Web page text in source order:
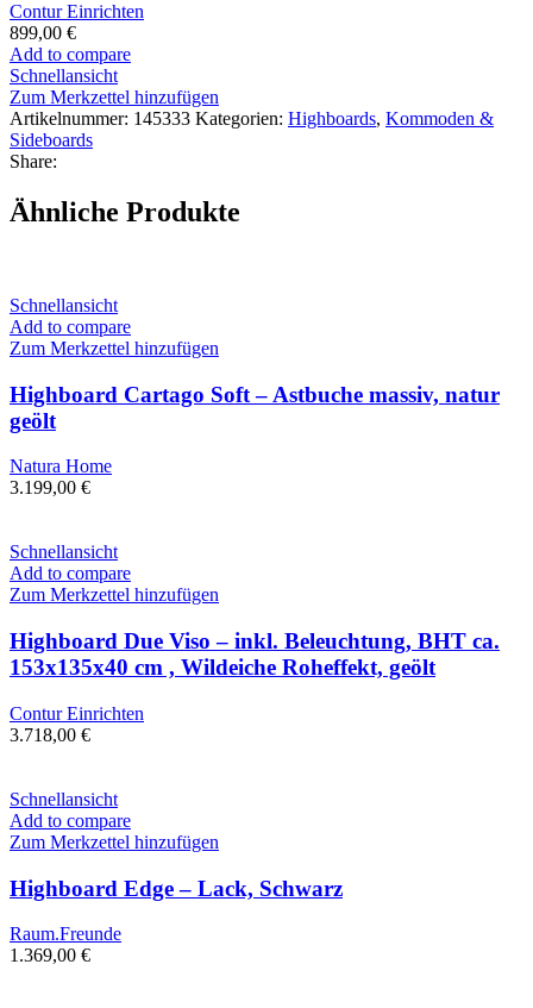
Contur Einrichten
899,00 €
Add to compare
Schnellansicht
Zum Merkzettel hinzufügen
Artikelnummer: 145333 Kategorien: Highboards, Kommoden &
Sideboards
Share:
Ähnliche Produkte
Schnellansicht
Add to compare
Zum Merkzettel hinzufügen
Highboard Cartago Soft – Astbuche massiv, natur
geölt
Natura Home
3.199,00 €
Schnellansicht
Add to compare
Zum Merkzettel hinzufügen
Highboard Due Viso – inkl. Beleuchtung, BHT ca.
153x135x40 cm , Wildeiche Roheffekt, geölt
Contur Einrichten
3.718,00 €
Schnellansicht
Add to compare
Zum Merkzettel hinzufügen
Highboard Edge – Lack, Schwarz
Raum.Freunde
1.369,00 €